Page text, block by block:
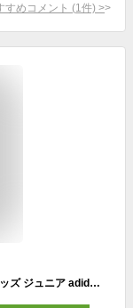
すめコメント (1 件) >
送料無料 アディダス ウィンドブレーカー 上下 キッズ ジュニア adidas 裏メッシュ ウーブン ジャケット パンツ セットアップ 140-160cm 子供服 トレーニング スポーツウェア 上下組 黒 ブラック 紺 トラックスーツ/ECN98